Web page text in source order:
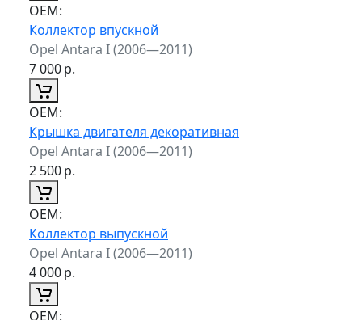
ОЕМ:
Коллектор впускной
Opel Antara I (2006—2011)
7 000р.
ОЕМ:
Крышка двигателя декоративная
Opel Antara I (2006—2011)
2 500р.
ОЕМ:
Коллектор выпускной
Opel Antara I (2006—2011)
4 000р.
ОЕМ: